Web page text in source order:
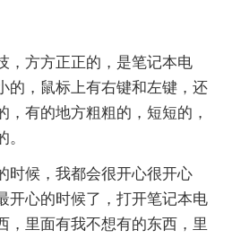
，方方正正的，是笔记本电
的，鼠标上有右键和左键，还
，有的地方粗粗的，短短的，
时候，我都会很开心很开心
开心的时候了，打开笔记本电
，里面有我不想有的东西，里